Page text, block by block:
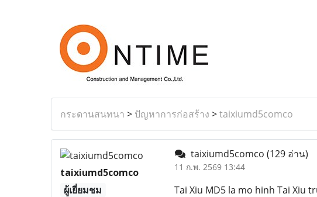
กระดานสนทนา > ปัญหาการก่อสร้าง >taixiumd5comco
taixiumd5comco
ผู้เยี่ยมชม
taixiumd5comco (129 อ่าน)
11 ก.พ. 2569 13:44
Tai Xiu MD5 la mo hinh Tai Xiu